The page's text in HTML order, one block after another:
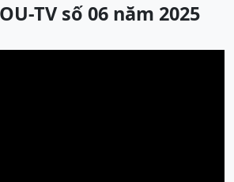
TV số 06 năm 2025